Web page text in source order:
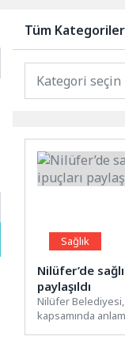
Tüm Kategoriler
Sağlık
Nilüfer’de
paylaşıldı
Nilüfer Belediyesi,
kapsamında